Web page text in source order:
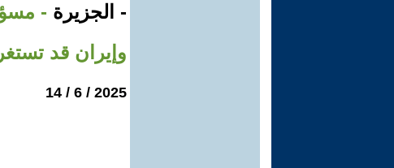
- الجزيرة -
وإيران قد
2025 / 6 / 14